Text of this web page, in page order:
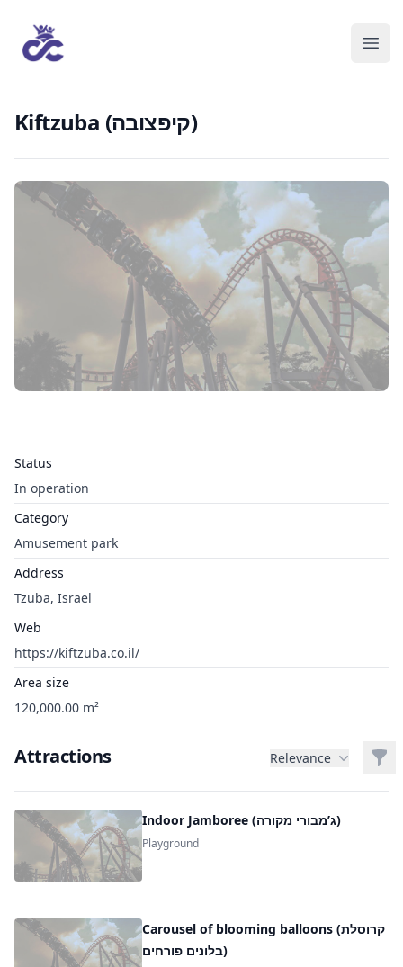
Kiftzuba (קיפצובה)
Status
In operation
Category
Amusement park
Address
Tzuba, Israel
Web
https://kiftzuba.co.il/
Area size
120,000.00 m²
Attractions Relevance
Indoor Jamboree (ג’מבורי מקורה)
Playground
Carousel of blooming balloons (קרוסלת
בלונים פורחים)